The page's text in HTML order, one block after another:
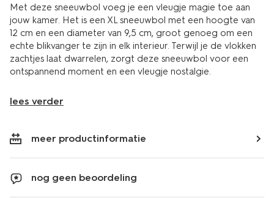
Met deze sneeuwbol voeg je een vleugje magie toe aan
jouw kamer. Het is een XL sneeuwbol met een hoogte van
12 cm en een diameter van 9,5 cm, groot genoeg om een
echte blikvanger te zijn in elk interieur. Terwijl je de vlokken
zachtjes laat dwarrelen, zorgt deze sneeuwbol voor een
ontspannend moment en een vleugje nostalgie.
lees verder
meer productinformatie
nog geen beoordeling